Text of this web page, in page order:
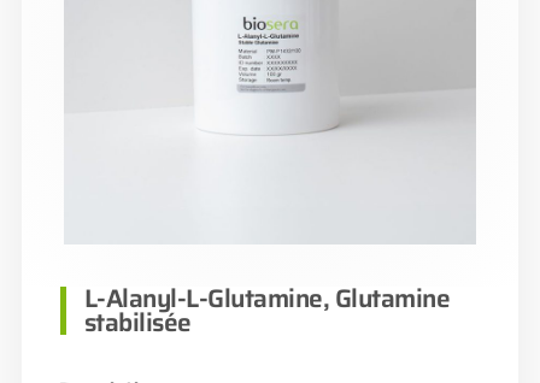
L-Alanyl-L-Glutamine, Glutamine
stabilisée